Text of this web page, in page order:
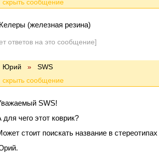
(железная резина)
ответов на это сообщение]
Юрий » SWS
SWS!
для чего этот коврик?
стоит поискать название в